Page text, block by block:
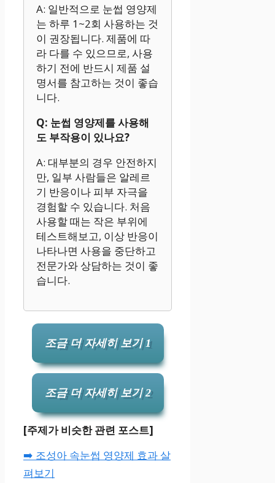
A: 일반적으로 눈썹 영양제
는 하루 1~2회 사용하는 것
이 권장됩니다. 제품에 따
라 다를 수 있으므로, 사용
하기 전에 반드시 제품 설
명서를 참고하는 것이 좋습
니다.
Q: 눈썹 영양제를 사용해
도 부작용이 있나요?
A: 대부분의 경우 안전하지
만, 일부 사람들은 알레르
기 반응이나 피부 자극을
경험할 수 있습니다. 처음
사용할 때는 작은 부위에
테스트해보고, 이상 반응이
나타나면 사용을 중단하고
전문가와 상담하는 것이 좋
습니다.
조금 더 자세히 보기 1
조금 더 자세히 보기 2
[주제가 비슷한 관련 포스트]
➡️ 조성아 속눈썹 영양제 효과 살
펴보기